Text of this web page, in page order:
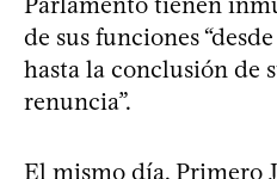
de sus funciones
hasta la conclusión de
renuncia”.
El mismo día, Primero